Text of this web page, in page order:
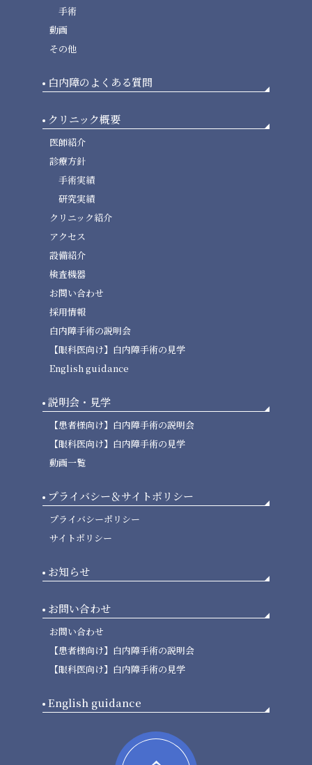
手術
動画
その他
白内障のよくある質問
クリニック概要
医師紹介
診療方針
手術実績
研究実績
クリニック紹介
アクセス
設備紹介
検査機器
お問い合わせ
採用情報
白内障手術の説明会
【眼科医向け】白内障手術の見学
English guidance
説明会・見学
【患者様向け】白内障手術の説明会
【眼科医向け】白内障手術の見学
動画一覧
プライバシー＆サイトポリシー
プライバシーポリシー
サイトポリシー
お知らせ
お問い合わせ
お問い合わせ
【患者様向け】白内障手術の説明会
【眼科医向け】白内障手術の見学
English guidance